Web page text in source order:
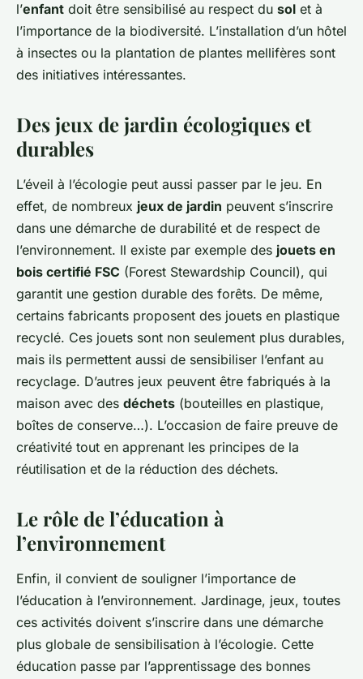
l’enfant doit être sensibilisé au respect du sol et à
l’importance de la biodiversité. L’installation d’un hôtel
à insectes ou la plantation de plantes mellifères sont
des initiatives intéressantes.
Des jeux de jardin écologiques et
durables
L’éveil à l’écologie peut aussi passer par le jeu. En
effet, de nombreux jeux de jardin peuvent s’inscrire
dans une démarche de durabilité et de respect de
l’environnement. Il existe par exemple des jouets en
bois certifié FSC (Forest Stewardship Council), qui
garantit une gestion durable des forêts. De même,
certains fabricants proposent des jouets en plastique
recyclé. Ces jouets sont non seulement plus durables,
mais ils permettent aussi de sensibiliser l’enfant au
recyclage. D’autres jeux peuvent être fabriqués à la
maison avec des déchets (bouteilles en plastique,
boîtes de conserve…). L’occasion de faire preuve de
créativité tout en apprenant les principes de la
réutilisation et de la réduction des déchets.
Le rôle de l’éducation à
l’environnement
Enfin, il convient de souligner l’importance de
l’éducation à l’environnement. Jardinage, jeux, toutes
ces activités doivent s’inscrire dans une démarche
plus globale de sensibilisation à l’écologie. Cette
éducation passe par l’apprentissage des bonnes